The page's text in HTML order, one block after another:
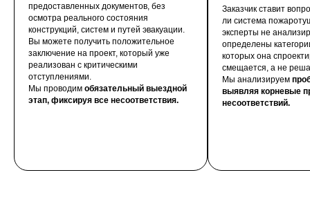
предоставленных документов, без
осмотра реального состояния
конструкций, систем и путей эвакуации.
Вы можете получить положительное
заключение на проект, который уже
реализован с критическими
отступлениями.
Мы проводим обязательный выездной
этап, фиксируя все несоответствия.
Заказчик ставит
ли система
эксперты не
определены
которых она
смещается, а не
Мы анализируем
выявляя корневые
несоответствий.